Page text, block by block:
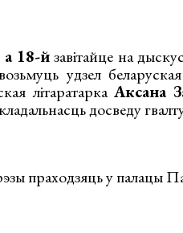
а 18-йзавітайце на
удзел
літаратарка Аксана
досведу
праходзяць у палацы